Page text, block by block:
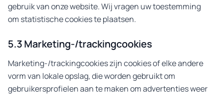
gebruik van onze website. Wij vragen uw toestemming
om statistische cookies te plaatsen.
5.3 Marketing-/trackingcookies
Marketing-/trackingcookies zijn cookies of elke andere
vorm van lokale opslag, die worden gebruikt om
gebruikersprofielen aan te maken om advertenties weer